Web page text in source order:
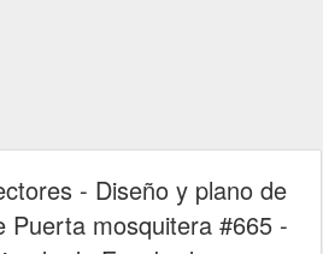
- Diseño y plano de
Puerta mosquitera #665 -